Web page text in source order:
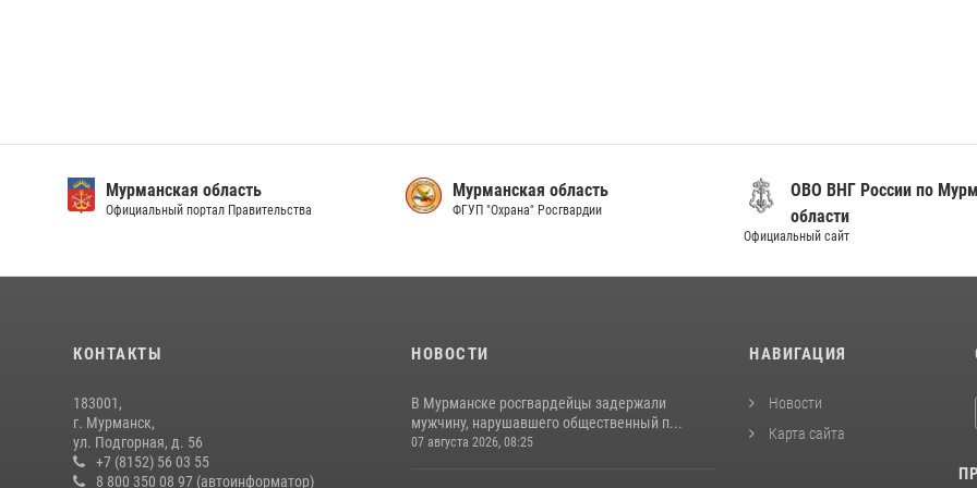
Мурманская область
Официальный портал Правительства
Мурманская область
ФГУП "Охрана" Росгвардии
ОВО ВНГ России по
области
Официальный сайт
КОНТАКТЫ
183001,
г. Мурманск,
ул. Подгорная, д. 56
+7 (8152) 56 03 55
8 800 350 08 97 (автоинформатор)
НОВОСТИ
В Мурманске росгвардейцы задержали
мужчину, нарушавшего общественный п...
07 августа 2026, 08:25
НАВИГАЦИЯ
Новости
Карта сайта